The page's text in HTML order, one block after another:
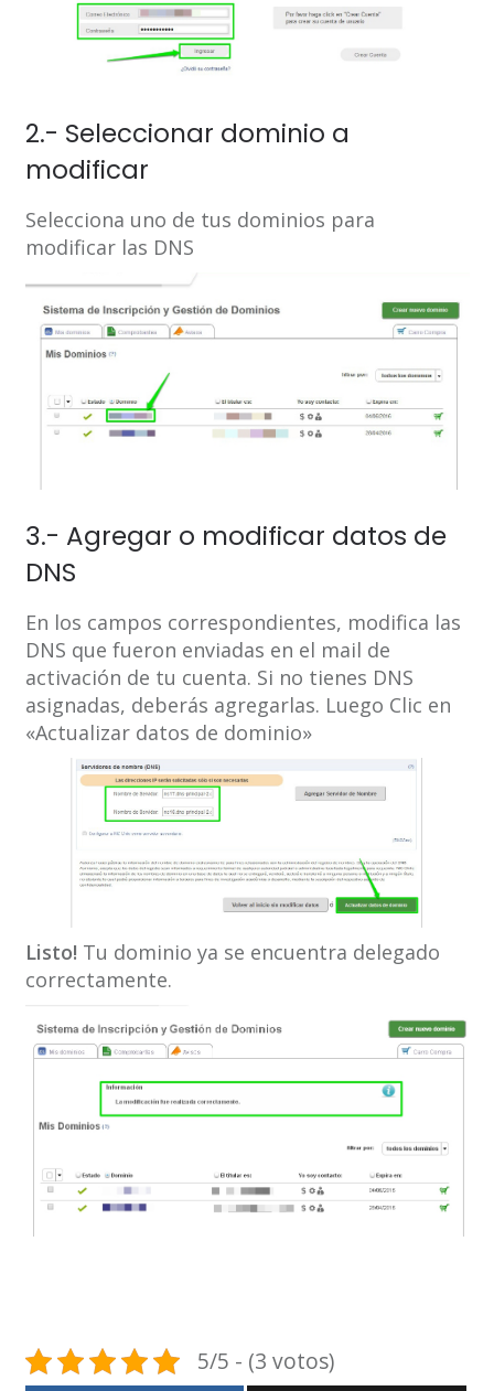
2.- Seleccionar dominio a
modificar
Selecciona uno de tus dominios para
modificar las DNS
3.- Agregar o modificar datos de
DNS
En los campos correspondientes, modifica las
DNS que fueron enviadas en el mail de
activación de tu cuenta. Si no tienes DNS
asignadas, deberás agregarlas. Luego Clic en
«Actualizar datos de dominio»
Listo! Tu dominio ya se encuentra delegado
correctamente.
5/5 - (3 votos)